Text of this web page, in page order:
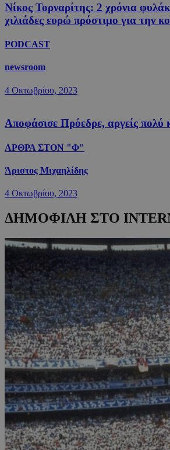
Νίκος Τορναρίτης: 2 χρόνια
χιλιάδες ευρώ πρόστιμο για την
PODCAST
newsroom
4 Οκτωβρίου, 2023
Αποφάσισε Πρόεδρε, αργείς πολύ
ΑΡΘΡΑ ΣΤΟΝ "Φ"
Άριστος Μιχαηλίδης
4 Οκτωβρίου, 2023
ΔΗΜΟΦΙΛΗ ΣΤΟ